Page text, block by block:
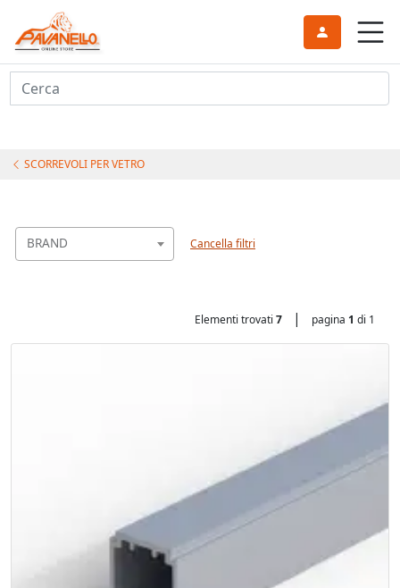
Cerca
SCORREVOLI PER VETRO
BRAND Cancella filtri
Elementi trovati 7 | pagina 1 di 1